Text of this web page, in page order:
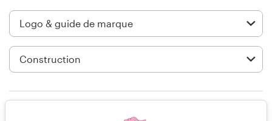
Création de logo
Carte de visite